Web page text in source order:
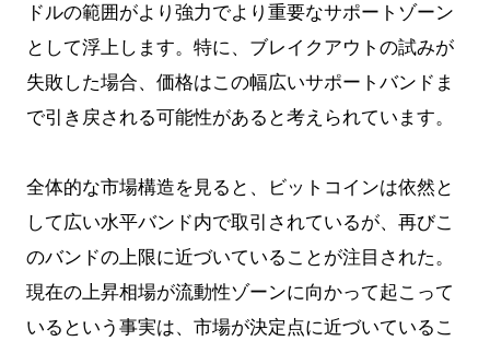
ドルの範囲がより強力でより重要なサポートゾーン
として浮上します。特に、ブレイクアウトの試みが
失敗した場合、価格はこの幅広いサポートバンドま
で引き戻される可能性があると考えられています。
全体的な市場構造を見ると、ビットコインは依然と
して広い水平バンド内で取引されているが、再びこ
のバンドの上限に近づいていることが注目された。
現在の上昇相場が流動性ゾーンに向かって起こって
いるという事実は、市場が決定点に近づいているこ